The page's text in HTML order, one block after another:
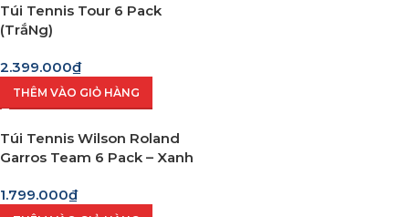
Túi Tennis Tour 6 Pack
(TrắNg)
2.399.000₫
THÊM VÀO GIỎ HÀNG
Túi Tennis Wilson Roland
Garros Team 6 Pack – Xanh
1.799.000₫